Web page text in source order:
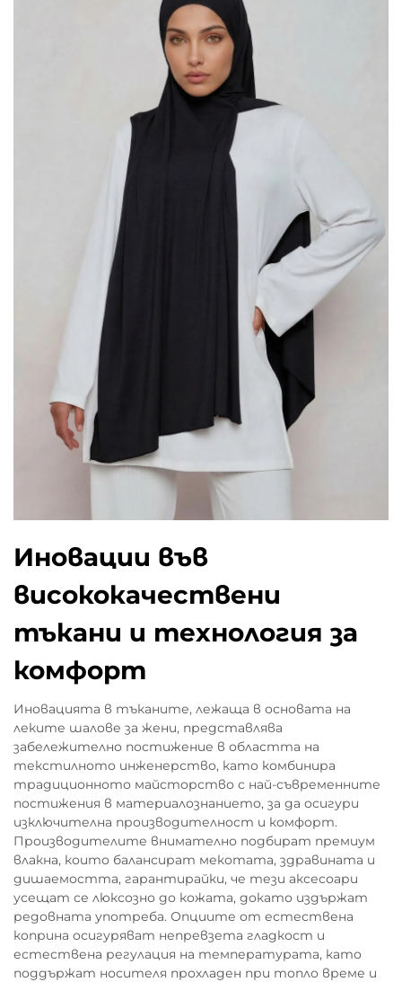
Иновации във
висококачествени
тъкани и технология за
комфорт
Иновацията в тъканите, лежаща в основата на
леките шалове за жени, представлява
забележително постижение в областта на
текстилното инженерство, като комбинира
традиционното майсторство с най-съвременните
постижения в материалознанието, за да осигури
изключителна производителност и комфорт.
Производителите внимателно подбират премиум
влакна, които балансират мекотата, здравината и
дишаемостта, гарантирайки, че тези аксесоари
усещат се люксозно до кожата, докато издържат
редовната употреба. Опциите от естествена
коприна осигуряват непревзета гладкост и
естествена регулация на температурата, като
поддържат носителя прохладен при топло време и